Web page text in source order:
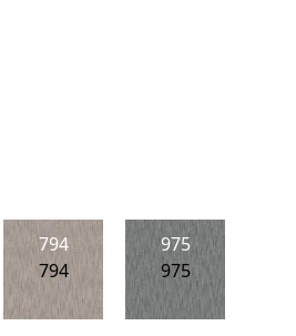
794
794
975
975